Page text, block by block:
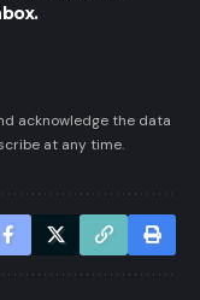
acknowledge the data
at any time.